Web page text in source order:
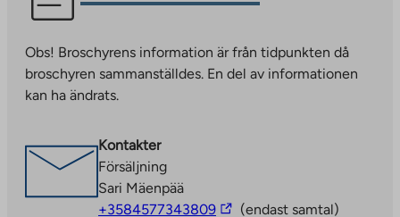
link
you
to
an
site.
Link
opens
in
Obs! Broschyrens information är från tidpunkten då
broschyren sammanställdes. En del av informationen
kan ha ändrats.
Kontakter
Försäljning
Sari Mäenpää
+3584577343809The (endast samtal)